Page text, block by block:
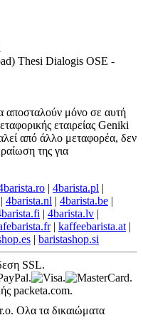
Thesi Dialogis OSE -
αποσταλούν μόνο σε αυτή
εταιρείας Geniki
από άλλο μεταφορέα, δεν
της για
| 4barista.pl |
4barista.nl | 4barista.be |
| 4barista.lv |
| kaffeebarista.at |
| baristashop.si
Ολα τα δικαιώματα